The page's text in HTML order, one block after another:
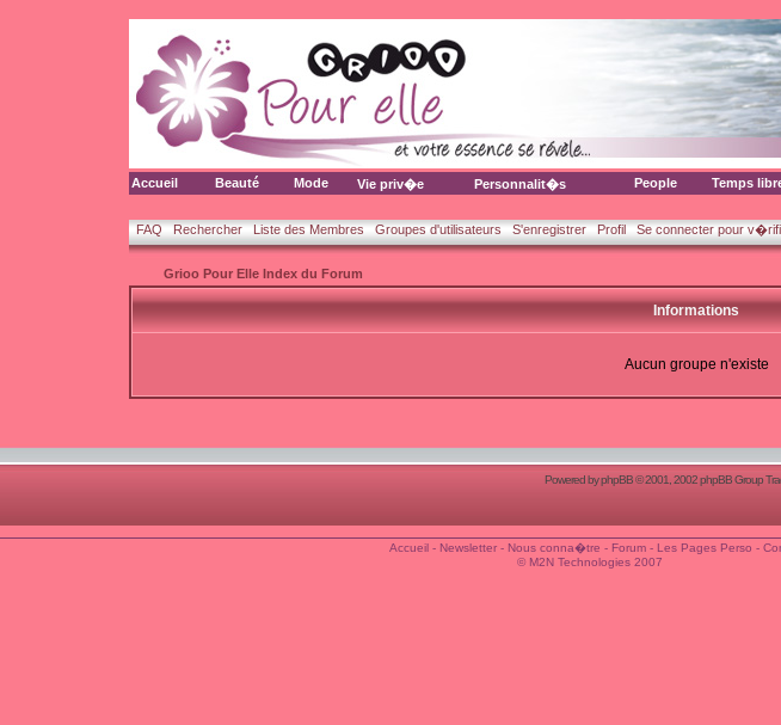
Accueil Beauté Mode Vie priv�e Personnalit�s People Temps
FAQ Rechercher Liste des Membres Groupes d'utilisateurs S'enregistrer Profil Se connecter pour
Grioo Pour Elle Index du Forum
Informations
Aucun groupe n'existe
Powered byphpBB© 2001, 2002 phpBB Group
Accueil- Newsletter- Nous conna�tre - Forum- Les Pages Perso -
© M2N Technologies 2007